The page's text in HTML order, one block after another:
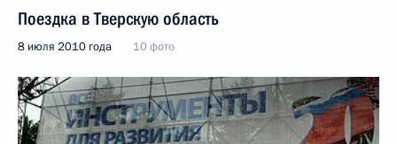
Поездка в Тверскую область
8 июля 2010 года 10 фото